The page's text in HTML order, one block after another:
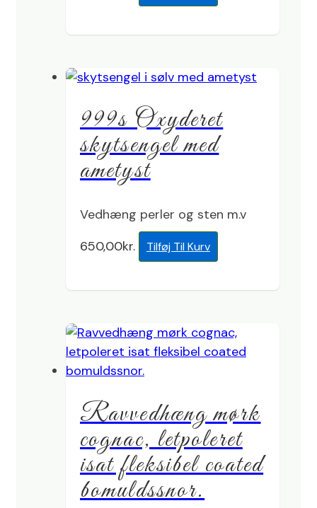
999s Oxyderet
skytsengel med
ametyst
Vedhæng perler og sten m.v
650,00kr. Tilføj Til Kurv
Ravvedhæng mørk
cognac, letpoleret
isat fleksibel coated
bomuldssnor.